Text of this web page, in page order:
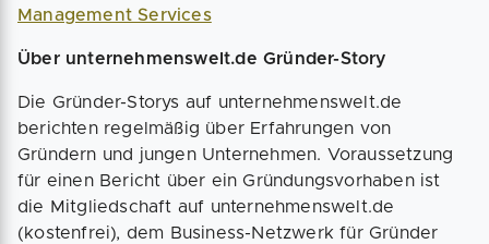
Management Services
Über unternehmenswelt.de Gründer-Story
Die Gründer-Storys auf unternehmenswelt.de
berichten regelmäßig über Erfahrungen von
Gründern und jungen Unternehmen. Voraussetzung
für einen Bericht über ein Gründungsvorhaben ist
die Mitgliedschaft auf unternehmenswelt.de
(kostenfrei), dem Business-Netzwerk für Gründer